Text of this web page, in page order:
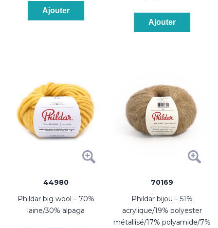
Ajouter
Ajouter
44980
phildar big wool – 70%
laine/30% alpaga
70169
phildar bijou – 51%
acrylique/19% polyester
métallisé/17% polyamide/7%